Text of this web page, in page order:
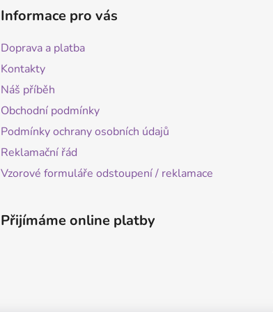
Informace pro vás
Doprava a platba
Kontakty
Náš příběh
Obchodní podmínky
Podmínky ochrany osobních údajů
Reklamační řád
Vzorové formuláře odstoupení / reklamace
Přijímáme online platby